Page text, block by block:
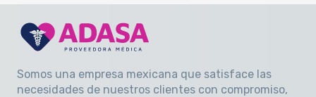
Somos una empresa mexicana que satisface las
necesidades de nuestros clientes con compromiso,